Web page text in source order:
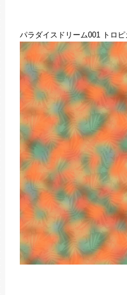
パラダイスドリーム001 トロピ